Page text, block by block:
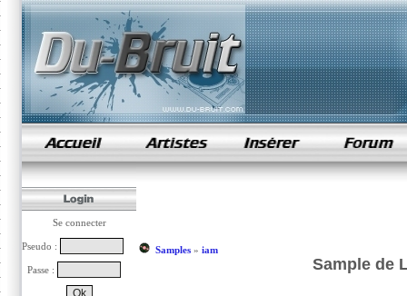
samples de rap
Se connecter
Pseudo :
Passe :
Samples» iam
Sample de